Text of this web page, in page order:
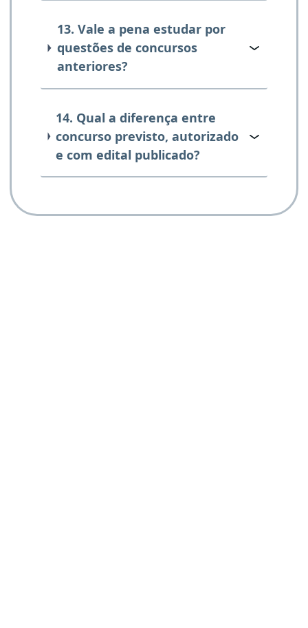
13. Vale a pena estudar por
questões de concursos
anteriores?
14. Qual a diferença entre
concurso previsto, autorizado
e com edital publicado?